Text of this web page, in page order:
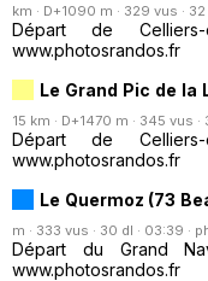
km · D+1090 m · 329 vus · 32
Départ de
www.photosrandos.fr
Le Grand Pic de la
15 km · D+1470 m · 345 vus ·
Départ de
www.photosrandos.fr
Le Quermoz (73
m · 333 vus · 30 dl · 03:39 ·
Départ du Grand
www.photosrandos.fr